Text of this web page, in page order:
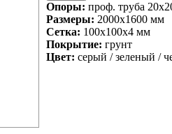
Опоры: проф. труба
Размеры: 2000x1600 мм
Сетка: 100х100х4 мм
Покрытие: грунт
Цвет: серый / зеленый /